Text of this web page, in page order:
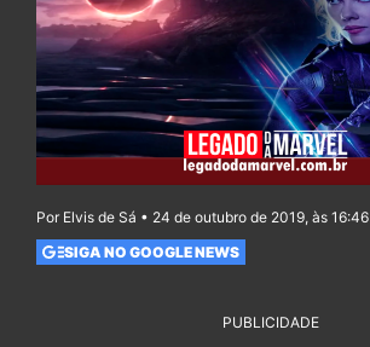
Por Elvis de Sá • 24 de outubro de 2019, às 16:46
SIGA NO GOOGLE NEWS
PUBLICIDADE